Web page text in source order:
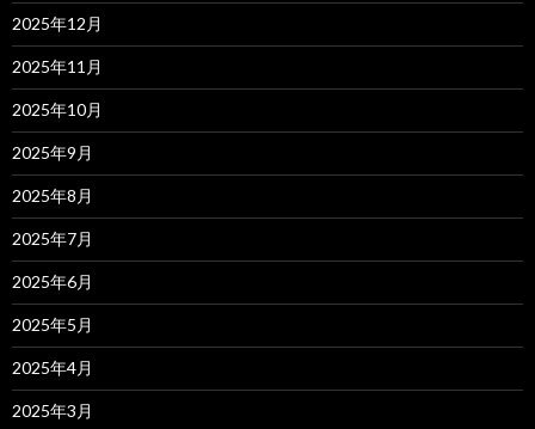
2025年12月
2025年11月
2025年10月
2025年9月
2025年8月
2025年7月
2025年6月
2025年5月
2025年4月
2025年3月